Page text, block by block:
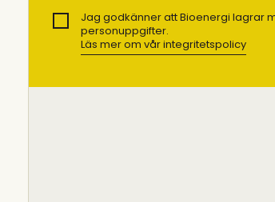
Jag godkänner att Bioenergi lagrar
personuppgifter.
Läs mer om vår integritetspolicy